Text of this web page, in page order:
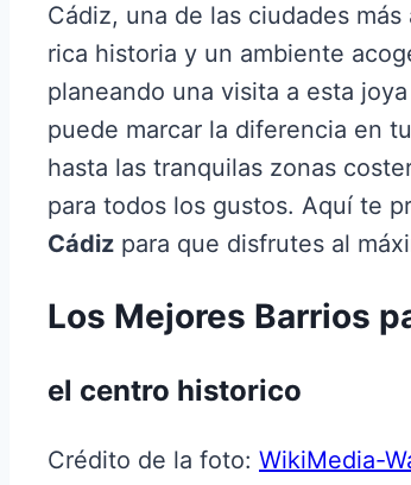
Cádiz, una de las ciudades
rica historia y un ambiente
planeando una visita a esta
puede marcar la diferencia en
hasta las tranquilas zonas
para todos los gustos. Aquí te
Cádiz para que disfrutes al
Los Mejores Barrios
el centro historico
Crédito de la foto: WikiMedia-